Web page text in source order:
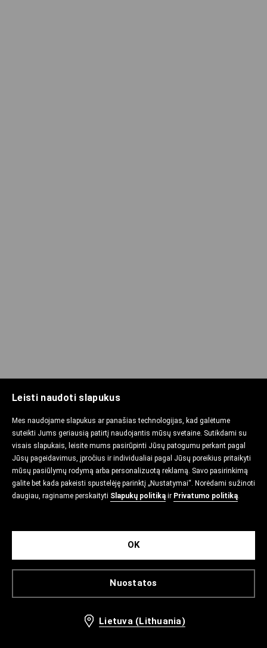
Leisti naudoti slapukus
Mes naudojame slapukus ar panašias technologijas, kad galėtume
suteikti Jums geriausią patirtį naudojantis mūsų svetaine. Sutikdami su
visais slapukais, leisite mums pasirūpinti Jūsų patogumu perkant pagal
Jūsų pageidavimus, įpročius ir individualiai pagal Jūsų poreikius pritaikyti
mūsų pasiūlymų rodymą arba personalizuotą reklamą. Savo pasirinkimą
galite bet kada pakeisti spustelėję parinktį „Nustatymai“. Norėdami sužinoti
daugiau, raginame perskaityti Slapukų politiką ir Privatumo politiką.
Nuostatos
OK
Lietuva (Lithuania)